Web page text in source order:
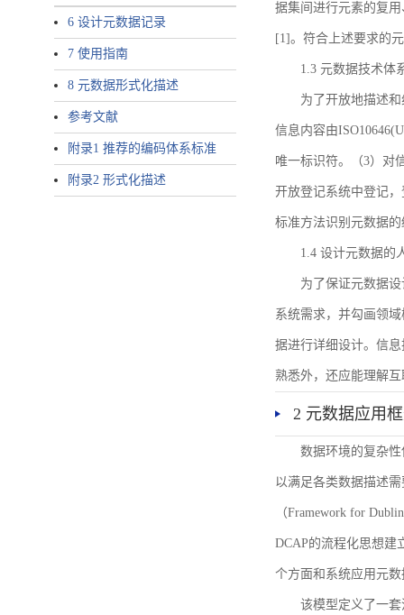
6 设计元数据记录
7 使用指南
8 元数据形式化描述
参考文献
附录1 推荐的编码体系标准
附录2 形式化描述
据集间进行元素的复
[1]。符合上述要求的
1.3 元数据技术体
为了开放地描述
信息内容由
唯一标识符。（3）对
开放登记系统中登记
标准方法识别元数据
1.4 设计元数据的
为了保证元数据
系统需求，并勾画领
据进行详细设计。信
熟悉外，还应能理解
2 元数据应用
数据环境的复杂
以满足各类数据描述
（Framework for
DCAP的流程化思想建
个方面和系统应用元
该模型定义了一